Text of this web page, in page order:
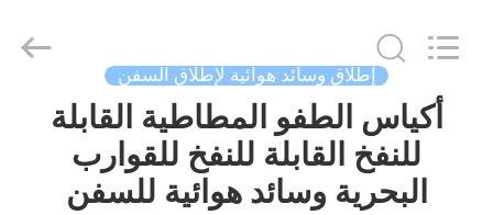
مسكن
منتجات
Rubber
Products
إطلاق وسائد هوائية لإطلاق السفن
أكياس الطفو المطاطية القابلة
للنفخ القابلة للنفخ للقوارب
البحرية وسائد هوائية للسفن